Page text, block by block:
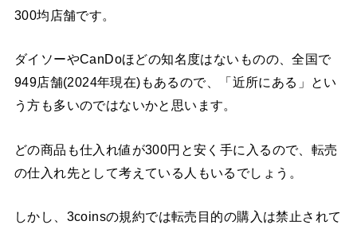
300均店舗です。
ダイソーやCanDoほどの知名度はないものの、全国で
949店舗(2024年現在)もあるので、「近所にある」とい
う方も多いのではないかと思います。
どの商品も仕入れ値が300円と安く手に入るので、転売
の仕入れ先として考えている人もいるでしょう。
しかし、3coinsの規約では転売目的の購入は禁止されて